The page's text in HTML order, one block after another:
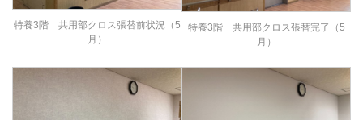
特養3階 共用部クロス張替前状況（5
月）
特養3階 共用部クロス張替完了（5
月）